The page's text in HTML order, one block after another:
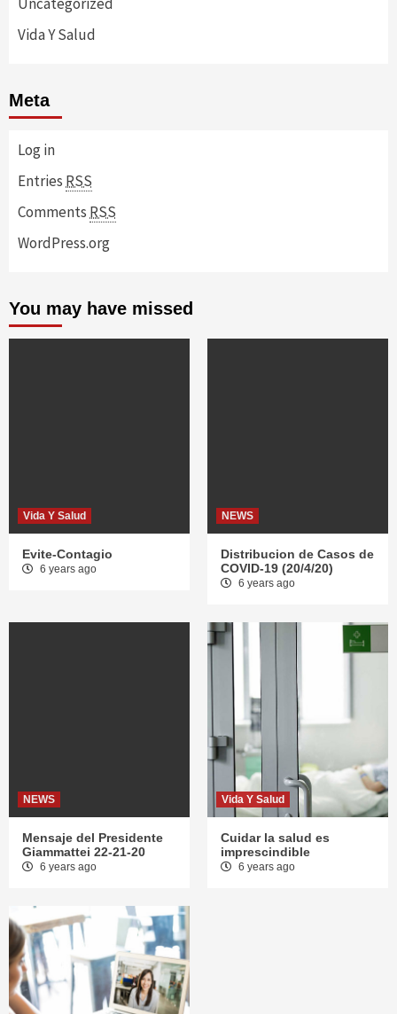
Vida Y Salud
Meta
Log in
Entries RSS
Comments RSS
WordPress.org
You may have missed
Vida Y Salud
Evite-Contagio
6 years ago
NEWS
Distribucion de Casos de
COVID-19 (20/4/20)
6 years ago
NEWS
Mensaje del Presidente
Giammattei 22-21-20
6 years ago
Vida Y Salud
Cuidar la salud es
imprescindible
6 years ago